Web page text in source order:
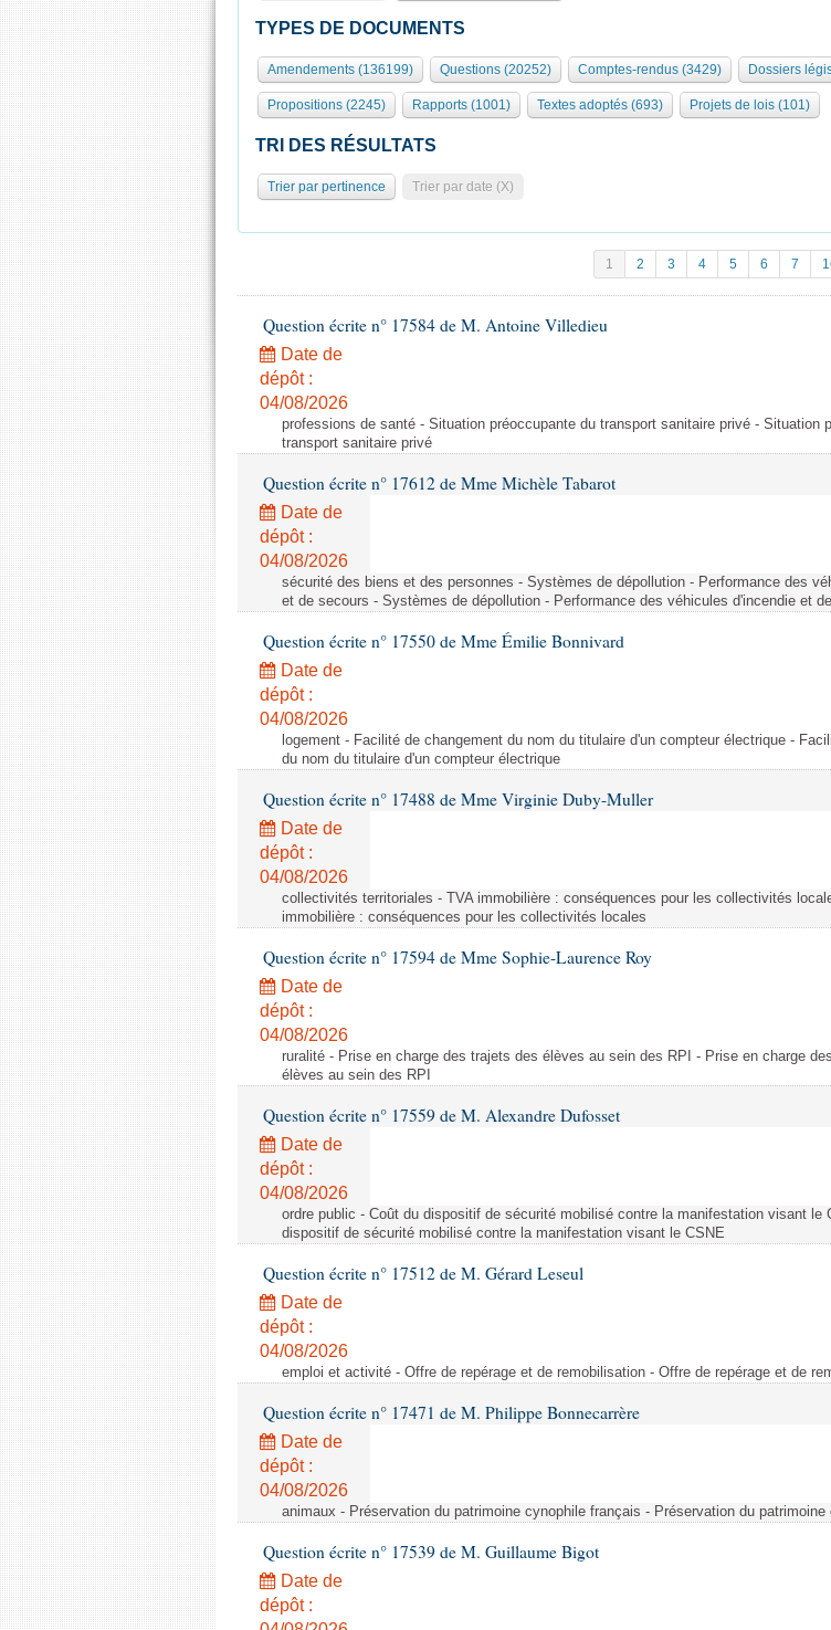
TYPES DE DOCUMENTS
Amendements (136199) Questions (20252) Comptes-rendus (3429) Dossiers
Propositions (2245) Rapports (1001) Textes adoptés (693) Projets de lois (101)
TRI DES RÉSULTATS
Trier par pertinence Trier par date (X)
1 2 3 4 5 6 7
Question écrite n° 17584 de M. Antoine Villedieu
Date de
dépôt :
04/08/2026
professions de santé - Situation préoccupante du transport sanitaire privé - Situation
transport sanitaire privé
Question écrite n° 17612 de Mme Michèle Tabarot
Date de
dépôt :
04/08/2026
sécurité des biens et des personnes - Systèmes de dépollution - Performance des
et de secours - Systèmes de dépollution - Performance des véhicules d'incendie et
Question écrite n° 17550 de Mme Émilie Bonnivard
Date de
dépôt :
04/08/2026
logement - Facilité de changement du nom du titulaire d'un compteur électrique -
du nom du titulaire d'un compteur électrique
Question écrite n° 17488 de Mme Virginie Duby-Muller
Date de
dépôt :
04/08/2026
collectivités territoriales - TVA immobilière : conséquences pour les collectivités
immobilière : conséquences pour les collectivités locales
Question écrite n° 17594 de Mme Sophie-Laurence Roy
Date de
dépôt :
04/08/2026
ruralité - Prise en charge des trajets des élèves au sein des RPI - Prise en charge
élèves au sein des RPI
Question écrite n° 17559 de M. Alexandre Dufosset
Date de
dépôt :
04/08/2026
ordre public - Coût du dispositif de sécurité mobilisé contre la manifestation visant le
dispositif de sécurité mobilisé contre la manifestation visant le CSNE
Question écrite n° 17512 de M. Gérard Leseul
Date de
dépôt :
04/08/2026
emploi et activité - Offre de repérage et de remobilisation - Offre de repérage et de
Question écrite n° 17471 de M. Philippe Bonnecarrère
Date de
dépôt :
04/08/2026
animaux - Préservation du patrimoine cynophile français - Préservation du patrimoine
Question écrite n° 17539 de M. Guillaume Bigot
Date de
dépôt :